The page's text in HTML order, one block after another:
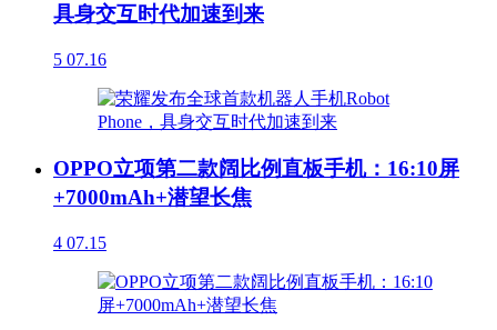
具身交互时代加速到来
5 07.16
OPPO立项第二款阔比例直板手机：16:10屏
+7000mAh+潜望长焦
4 07.15